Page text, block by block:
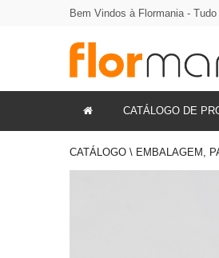
Bem Vindos à Flormania -
CATÁLOGO DE
CATÁLOGO \ EMBALAGEM,